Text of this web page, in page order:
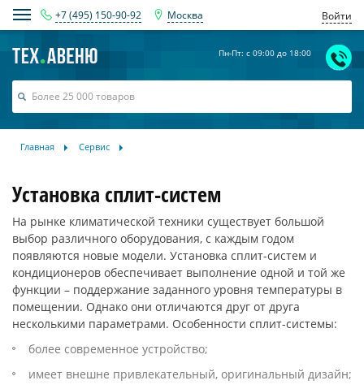
+7 (495) 150-90-92 Москва Войти
Пн-Пт: с 09:00 до 18:00
Главная Сервис
Установка сплит-систем
На рынке климатической техники существует большой
выбор различного оборудования, с каждым годом
появляются новые модели. Установка сплит-систем и
кондиционеров обеспечивает выполнение одной и той же
функции – поддержание заданного уровня температуры в
помещении. Однако они отличаются друг от друга
несколькими параметрами. Особенности сплит-системы:
более современное устройство;
имеет внешне привлекательный, оригинальный дизайн;